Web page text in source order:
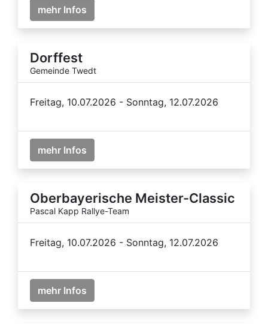
mehr Infos
Dorffest
Gemeinde Twedt
Freitag, 10.07.2026 - Sonntag, 12.07.2026
mehr Infos
Oberbayerische Meister-Classic
Pascal Kapp Rallye-Team
Freitag, 10.07.2026 - Sonntag, 12.07.2026
mehr Infos